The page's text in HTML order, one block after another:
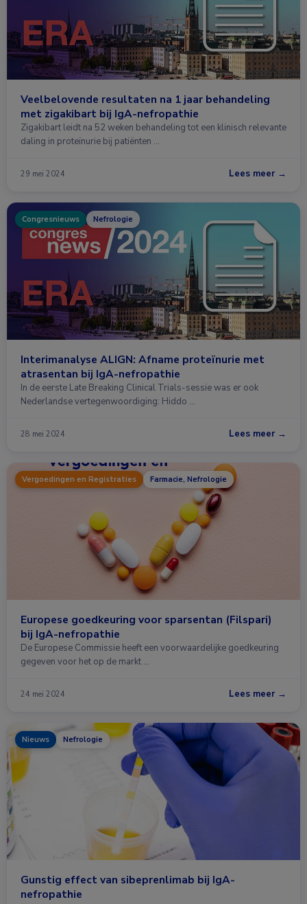
Veelbelovende resultaten na 1 jaar behandeling
met zigakibart bij IgA-nefropathie
Zigakibart leidt na 52 weken behandeling tot een klinisch relevante
daling in proteïnurie bij patiënten …
29 mei 2024 Lees meer →
Congresnieuws Nefrologie
Interimanalyse ALIGN: Afname proteïnurie met
atrasentan bij IgA-nefropathie
In de eerste Late Breaking Clinical Trials-sessie was er ook
Nederlandse vertegenwoordiging: Hiddo …
28 mei 2024 Lees meer →
Vergoedingen en Registraties Farmacie, Nefrologie
Europese goedkeuring voor sparsentan (Filspari)
bij IgA-nefropathie
De Europese Commissie heeft een voorwaardelijke goedkeuring
gegeven voor het op de markt …
24 mei 2024 Lees meer →
Nieuws Nefrologie
Gunstig effect van sibeprenlimab bij IgA-
nefropathie